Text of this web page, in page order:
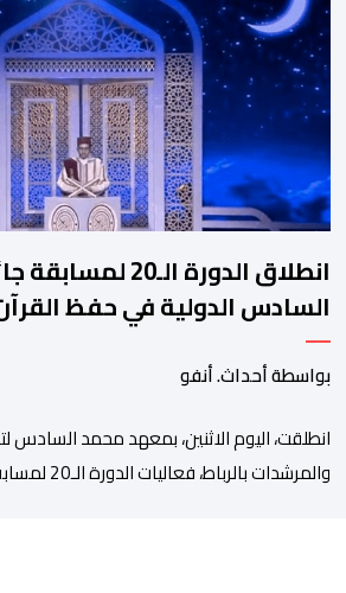
يقظة “برتقالي”، أن هذه الظاهرة الجوية
بولمان، وخنيفرة، وميدلت، وورزازات،
وجرادة، وأزيلال، وبني ملال، وإفران،
انطلاق الدورة الـ20
السادس الدولية في حفظ
وتجويده وتفسيره
بواسطة أحداث. أنفو
انطلقت، اليوم الاثنين، بمعهد محمد السادس
والمرشدات